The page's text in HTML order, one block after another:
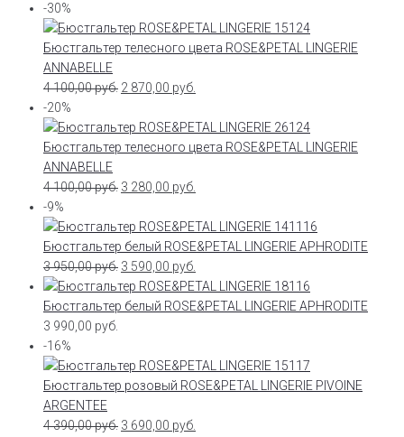
-30%
Бюстгальтер телесного цвета ROSE&PETAL LINGERIE
ANNABELLE
4 100,00руб. 2 870,00 руб.
-20%
Бюстгальтер телесного цвета ROSE&PETAL LINGERIE
ANNABELLE
4 100,00руб. 3 280,00 руб.
-9%
Бюстгальтер белый ROSE&PETAL LINGERIE APHRODITE
3 950,00руб. 3 590,00 руб.
Бюстгальтер белый ROSE&PETAL LINGERIE APHRODITE
3 990,00 руб.
-16%
Бюстгальтер розовый ROSE&PETAL LINGERIE PIVOINE
ARGENTEE
4 390,00руб. 3 690,00 руб.